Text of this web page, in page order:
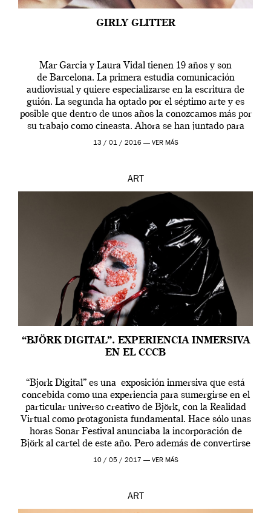
GIRLY GLITTER
Mar Garcia y Laura Vidal tienen 19 años y son
de Barcelona. La primera estudia comunicación
audiovisual y quiere especializarse en la escritura de
guión. La segunda ha optado por el séptimo arte y es
posible que dentro de unos años la conozcamos más por
su trabajo como cineasta. Ahora se han juntado para
contarnos una […]
13 / 01 / 2016 — VER MÁS
ART
“BJÖRK DIGITAL”. EXPERIENCIA INMERSIVA
EN EL CCCB
“Bjork Digital” es una exposición inmersiva que está
concebida como una experiencia para sumergirse en el
particular universo creativo de Björk, con la Realidad
Virtual como protagonista fundamental. Hace sólo unas
horas Sonar Festival anunciaba la incorporación de
Björk al cartel de este año. Pero además de convertirse
en una de las actuaciones más relevantes […]
10 / 05 / 2017 — VER MÁS
ART